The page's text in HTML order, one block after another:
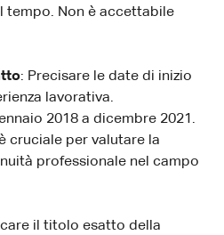
tempo. Non è accettabile
: Precisare le date di inizio
lavorativa.
2018 a dicembre 2021.
cruciale per valutare la
professionale nel campo
il titolo esatto della